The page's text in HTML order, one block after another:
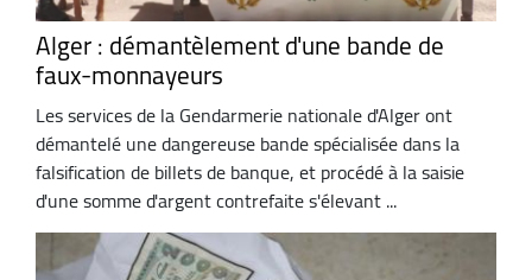
Alger : démantèlement d'une bande de
faux-monnayeurs
Les services de la Gendarmerie nationale d'Alger ont
démantelé une dangereuse bande spécialisée dans la
falsification de billets de banque, et procédé à la saisie
d'une somme d'argent contrefaite s'élevant ...